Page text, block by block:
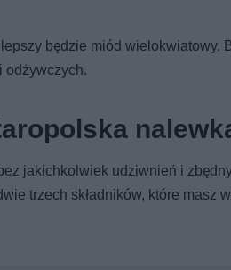
będzie miód wielokwiatowy.
odżywczych.
jakichkolwiek udziwnień i
trzech składników, które masz